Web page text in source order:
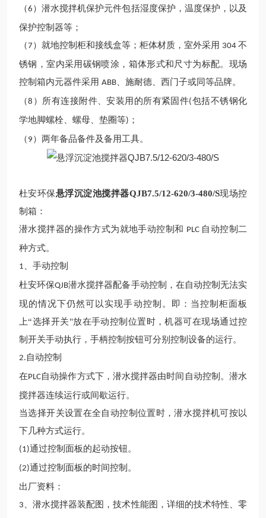
（6 ）潜水搅拌机保护元件包括湿度保护，温度保护，以及
保护控制器等；
（7 ）就地控制柜和接线盒等；柜体材质，室外采用 304 不
锈钢，室内采用碳钢喷涂，箱体形式和尺寸为标配。现场
控制箱内元器件采用 ABB 、施耐德、西门子或同等品牌。
（8 ）所有连接附件、安装用的所有紧固件(包括不锈钢化
学地脚螺栓、螺母、垫圈等) ；
（ 9 ）两年备品备件及备用工具。
杜安环保悬浮沉淀池搅拌器QJB7.5/12-620/3-480/S现场控
制箱：
潜水搅拌器的操作方式为就地手动控制和 PLC 自动控制二
种方式。
1 、手动控制
杜安环保QJB潜水搅拌器配备手动控制，在自动控制无法实
现的情况下仍然可以实现手动控制。即：当控制柜面板
上“选择开关"放在手动控制位置时，机器可在现场通过控
制开关手动执行，手柄控制按钮可分别控制设备的运行。
2. 自动控制
在PLC自动操作方式下，潜水搅拌器由时间自动控制。潜水
搅拌器连续运行或间歇运行。
当选择开关设置在全自动控制位置时，潜水搅拌机可按以
下几种方式运行。
(1)通过控制面板的起动按钮。
(2)通过控制面板的时间控制。
出厂资料：
3 、潜水搅拌器装配图，技术性能图，详细的技术特性、零